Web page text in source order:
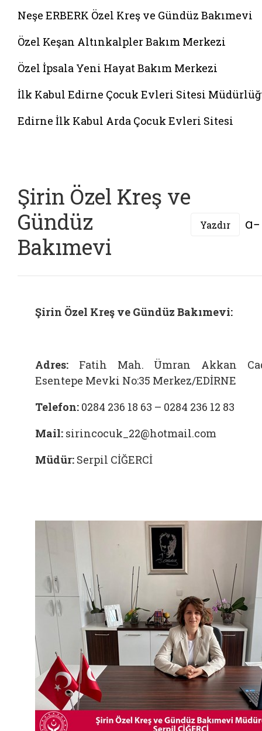
Neşe ERBERK Özel Kreş ve Gündüz Bakımevi
Özel Keşan Altınkalpler Bakım Merkezi
Özel İpsala Yeni Hayat Bakım Merkezi
İlk Kabul Edirne Çocuk Evleri Sitesi
Edirne İlk Kabul Arda Çocuk Evleri Sitesi
Şirin Özel Kreş ve
Gündüz
Bakımevi
Yazdır
Şirin Özel Kreş ve Gündüz Bakımevi:
Adres: Fatih Mah. Ümran Akkan
Esentepe Mevki No:35 Merkez/EDİRNE
Telefon: 0284 236 18 63 – 0284 236 12 83
Mail: sirincocuk_22@hotmail.com
Müdür: Serpil CİĞERCİ